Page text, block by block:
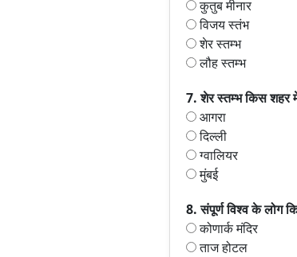
कुतुब मीनार
विजय स्तंभ
शेर स्तम्भ
लौह स्तम्भ
7. शेर स्तम्भ किस शहर
आगरा
दिल्ली
ग्वालियर
मुंबई
8. संपूर्ण विश्व के लोग
कोणार्क मंदिर
ताज होटल